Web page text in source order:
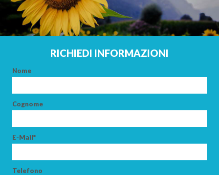
RICHIEDI INFORMAZIONI
Nome
Cognome
E-Mail*
Telefono